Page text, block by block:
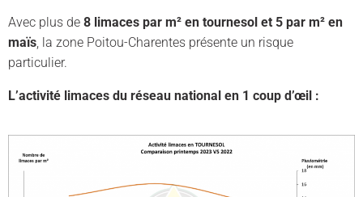
Avec plus de 8 limaces par m² en tournesol et 5 par m² en
maïs, la zone Poitou-Charentes présente un risque
particulier.
L’activité limaces du réseau national en 1 coup d’œil :